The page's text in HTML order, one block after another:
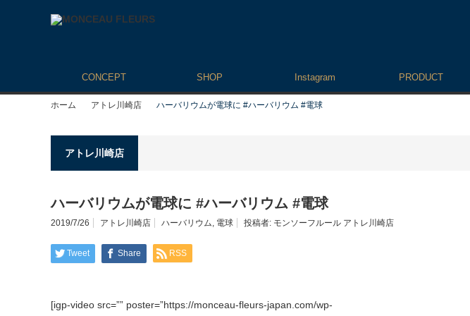
CONCEPT SHOP Instagram PRODUCT
ホーム アトレ川崎店 ハーバリウムが電球に #ハーバリウム #電球
アトレ川崎店
ハーバリウムが電球に #ハーバリウム #電球
2019/7/26 アトレ川崎店 ハーバリウム, 電球 投稿者: モンソーフルール アトレ川崎店
Tweet Share RSS
[igp-video src=”” poster=”https://monceau-fleurs-japan.com/wp-